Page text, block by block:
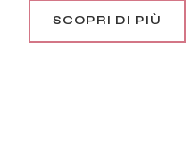
SCOPRI DI PIÙ